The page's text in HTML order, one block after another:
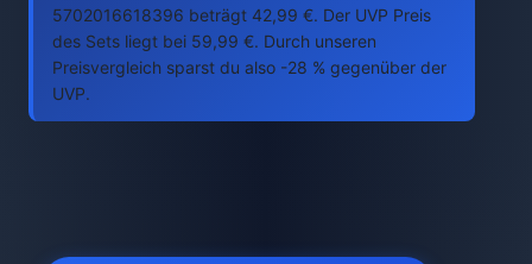
5702016618396 beträgt 42,99 €. Der UVP Preis
des Sets liegt bei 59,99 €. Durch unseren
Preisvergleich sparst du also -28 % gegenüber der
UVP.